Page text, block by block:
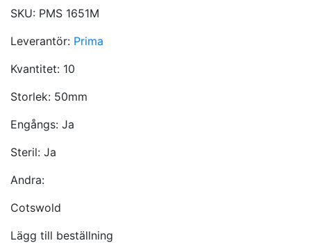
SKU: PMS 1651M
Leverantör: Prima
Kvantitet: 10
Storlek: 50mm
Engångs: Ja
Steril: Ja
Andra:
Cotswold
Lägg till beställning